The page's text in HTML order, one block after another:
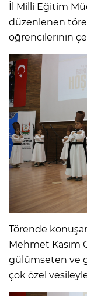
İl Milli Eğitim
düzenlenen
öğrencilerinin
Törende
Mehmet Kasım
gülümseten ve
çok özel